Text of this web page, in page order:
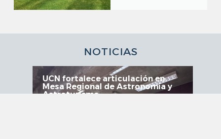
NOTICIAS
UCN fortalece articulación en
Mesa Regional de Astronomía y
Astroturismo